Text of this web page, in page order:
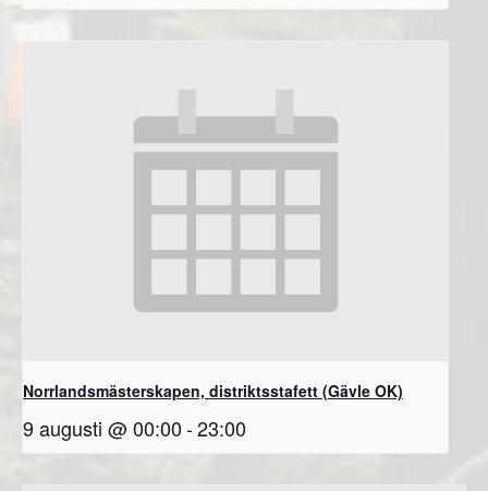
Norrlandsmästerskapen, distriktsstafett (Gävle OK)
9 augusti @ 00:00-23:00